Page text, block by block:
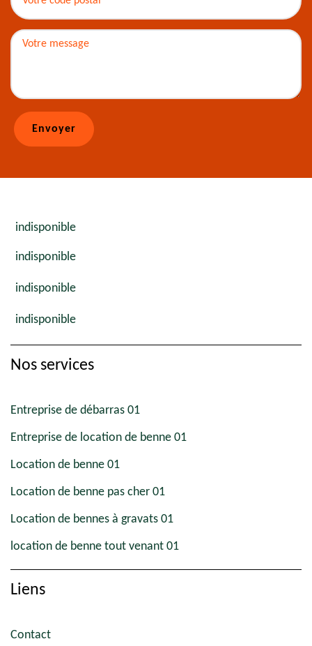
indisponible
indisponible
indisponible
indisponible
Nos services
Entreprise de débarras 01
Entreprise de location de benne 01
Location de benne 01
Location de benne pas cher 01
Location de bennes à gravats 01
location de benne tout venant 01
Liens
Contact